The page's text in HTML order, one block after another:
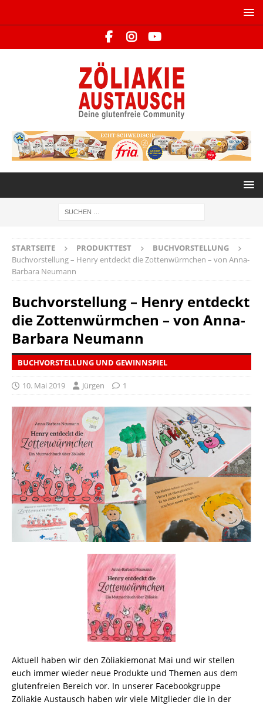
STARTSEITE PRODUKTTEST
BUCHVORSTELLUNG
Buchvorstellung – Henry entdeckt die Zottenwürmchen – von Anna-
Barbara Neumann
Buchvorstellung – Henry entdeckt
die Zottenwürmchen – von Anna-
Barbara Neumann
BUCHVORSTELLUNG UND GEWINNSPIEL
10. Mai 2019 Jürgen 1
Aktuell haben wir den Zöliakiemonat Mai und wir stellen
euch immer wieder neue Produkte und Themen aus dem
glutenfreien Bereich vor. In unserer Facebookgruppe
Zöliakie Austausch haben wir viele Mitglieder die in der